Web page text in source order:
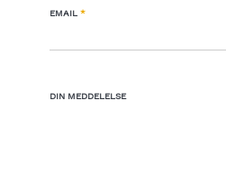
EMAIL *
DIN MEDDELELSE